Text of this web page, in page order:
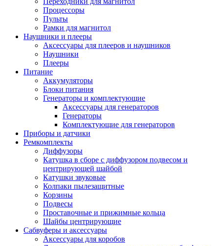
Процессоры
Пульты
Рамки для магнитол
Наушники и плееры
Аксессуары для плееров и наушников
Наушники
Плееры
Питание
Аккумуляторы
Блоки питания
Генераторы и комплектующие
Аксессуары для генераторов
Генераторы
Комплектующие для генераторов
Приборы и датчики
Ремкомплекты
Диффузоры
Катушка в сборе с диффузором подвесом и
центрирующей шайбой
Катушки звуковые
Колпаки пылезащитные
Корзины
Подвесы
Проставочные и прижимные кольца
Шайбы центрирующие
Сабвуферы и аксессуары
Аксессуары для коробов